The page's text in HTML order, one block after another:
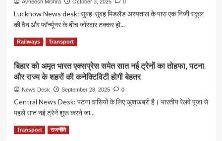
बड़ा
तोहफा
हादसा:
चलती
में
आग,
19
दर्दनाक
मौत,
कई
Avneesh Mishra October 3, 2025 0
Lucknow News desk: सुबह-सुबह मिडलैंड अस्पताल के पास एक निजी स्कूल
की वैन और फॉर्च्यूनर के बीच जोरदार टक्कर हो...
Read MoreRead
more
लखनऊ:
मिडलैंड
अस्पताल
पास
फॉर्च्यूनर
स्कूल
Railways Transport
बिहार को अमृत भारत एक्सप्रेस समेत सात नई ट्रेनों का तोहफा, पटना
और राज्य के शहरों की कनेक्टिविटी होगी बेहतर
News Desk September 28, 2025 0
Central News Desk: पटना वासियों के लिए खुशखबरी है। भारतीय रेलवे पूजा से
पहले सात नई ट्रेनें शुरू करने जा...
Read MoreRead
more
Transport राजनीति